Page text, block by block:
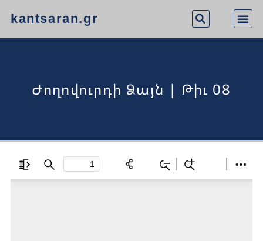
kantsaran.gr
Ժողովուրդի Ձայն | Թիւ 08